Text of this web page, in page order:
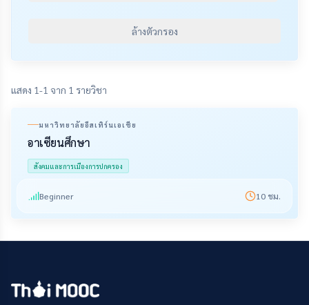
ล้างตัวกรอง
แสดง 1-1 จาก 1 รายวิชา
มหาวิทยาลัยอีสเทิร์นเอเชีย
อาเซียนศึกษา
สังคมและการเมืองการปกครอง
Beginner 10 ชม.